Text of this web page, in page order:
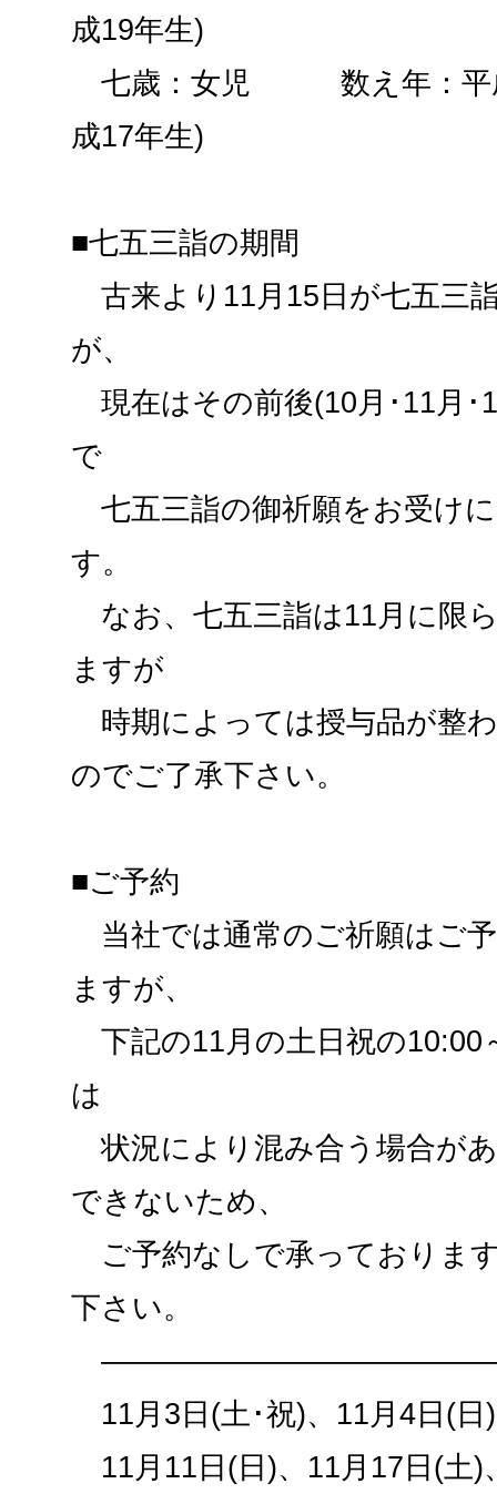
成19年生)
七歳：女児 数え年：平成
成17年生)
■七五三詣の期間
古来より11月15日が七五三
が、
現在はその前後(10月･11月･
で
七五三詣の御祈願をお受け
す。
なお、七五三詣は11月に限
ますが
時期によっては授与品が整
のでご了承下さい。
■ご予約
当社では通常のご祈願はご
ますが、
下記の11月の土日祝の10:00
は
状況により混み合う場合が
できないため、
ご予約なしで承っておりま
下さい。
11月3日(土･祝)、11月4日(日
11月11日(日)、11月17日(土)